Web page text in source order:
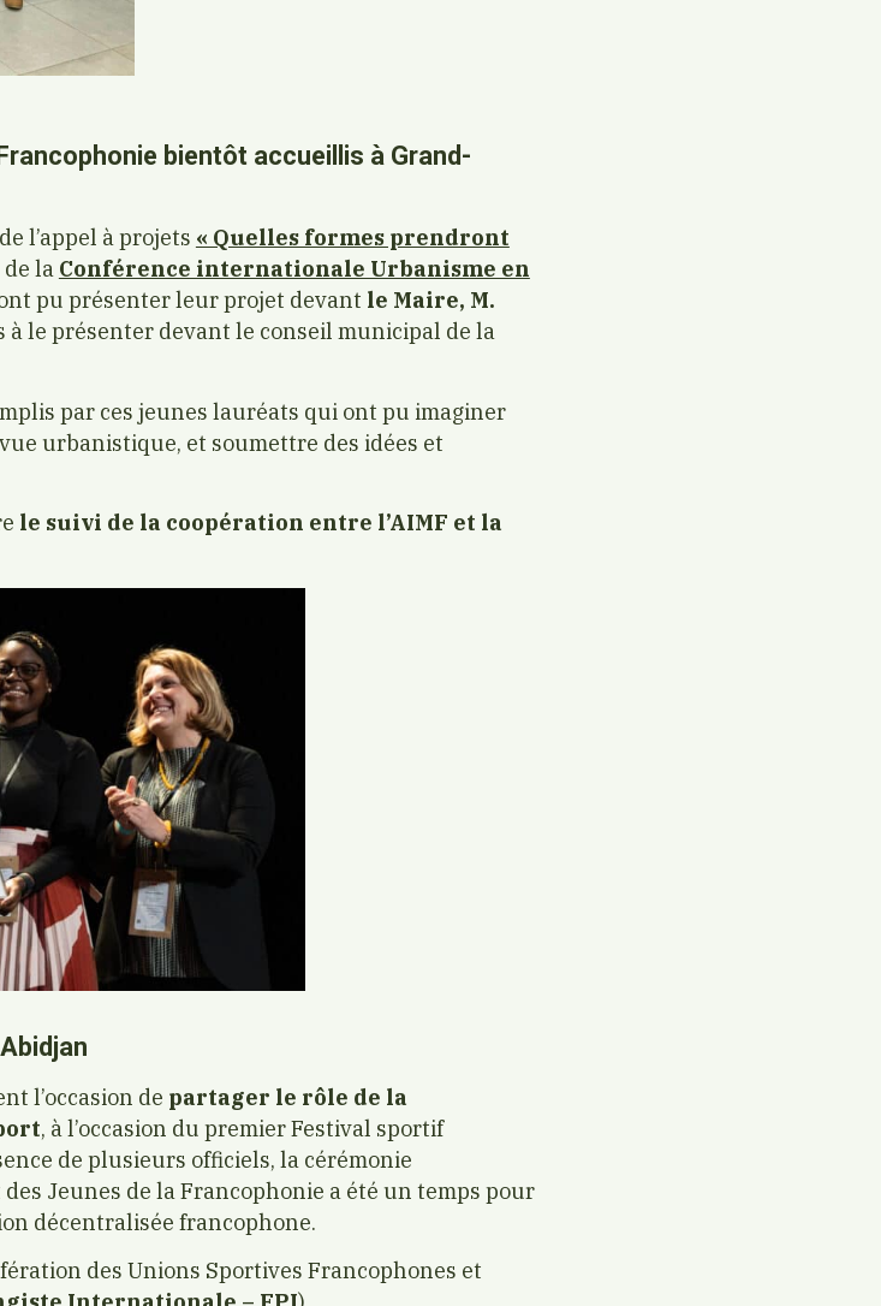
bientôt accueillis à Grand-
l’appel à projets « Quelles formes prendront
la Conférence internationale Urbanisme en
pu présenter leur projet devant le Maire, M.
à le présenter devant le conseil municipal de la
par ces jeunes lauréats qui ont pu imaginer
urbanistique, et soumettre des idées et
le suivi de la coopération entre l’AIMF et la
l’occasion de partager le rôle de la
, à l’occasion du premier Festival sportif
de plusieurs officiels, la cérémonie
Jeunes de la Francophonie a été un temps pour
décentralisée francophone.
des Unions Sportives Francophones et